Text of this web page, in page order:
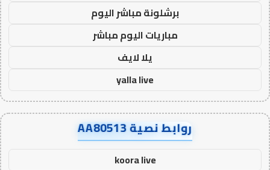
برشلونة مباشر اليوم
مباريات اليوم مباشر
يلا لايف
yalla live
روابط نصية AA80513
koora live